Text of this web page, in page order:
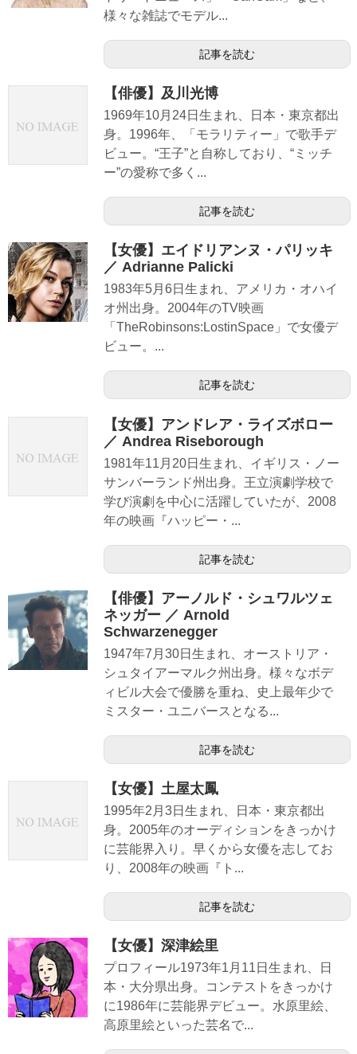
様々な雑誌でモデル...
記事を読む
【俳優】及川光博
1969年10月24日生まれ、日本・東京都出
身。1996年、「モラリティー」で歌手デ
ビュー。“王子”と自称しており、“ミッチ
ー”の愛称で多く...
記事を読む
【女優】エイドリアンヌ・パリッキ
／ Adrianne Palicki
1983年5月6日生まれ、アメリカ・オハイ
オ州出身。2004年のTV映画
「TheRobinsons:LostinSpace」で女優デ
ビュー。...
記事を読む
【女優】アンドレア・ライズボロー
／ Andrea Riseborough
1981年11月20日生まれ、イギリス・ノー
サンバーランド州出身。王立演劇学校で
学び演劇を中心に活躍していたが、2008
年の映画『ハッピー・...
記事を読む
【俳優】アーノルド・シュワルツェ
ネッガー ／ Arnold
Schwarzenegger
1947年7月30日生まれ、オーストリア・
シュタイアーマルク州出身。様々なボデ
ィビル大会で優勝を重ね、史上最年少で
ミスター・ユニバースとなる...
記事を読む
【女優】土屋太鳳
1995年2月3日生まれ、日本・東京都出
身。2005年のオーディションをきっかけ
に芸能界入り。早くから女優を志してお
り、2008年の映画『ト...
記事を読む
【女優】深津絵里
プロフィール1973年1月11日生まれ、日
本・大分県出身。コンテストをきっかけ
に1986年に芸能界デビュー。水原里絵、
高原里絵といった芸名で...